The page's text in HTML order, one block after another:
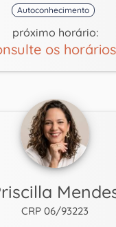
Autoconhecimento
próximo horário:
os horários
CRP 06/93223